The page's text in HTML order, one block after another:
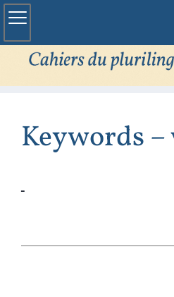
Keywords –
Koenig‑Wiśniewska